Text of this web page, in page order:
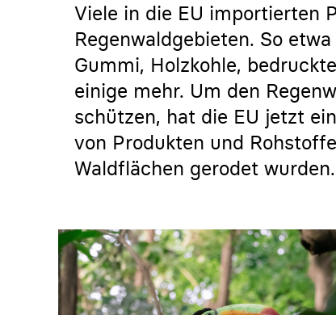
Viele in die EU importierten
Regenwaldgebieten. So
Gummi, Holzkohle,
einige mehr. Um den
schützen, hat die EU jetzt
von Produkten und
Waldflächen gerodet wurden.